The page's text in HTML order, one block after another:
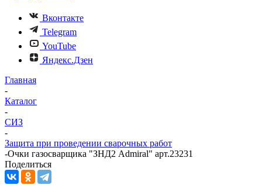
Вконтакте
Telegram
YouTube
Яндекс.Дзен
Главная
-
Каталог
-
СИЗ
-
Защита при проведении сварочных работ
-Очки газосварщика "ЗНД2 Admiral" арт.23231
Поделиться